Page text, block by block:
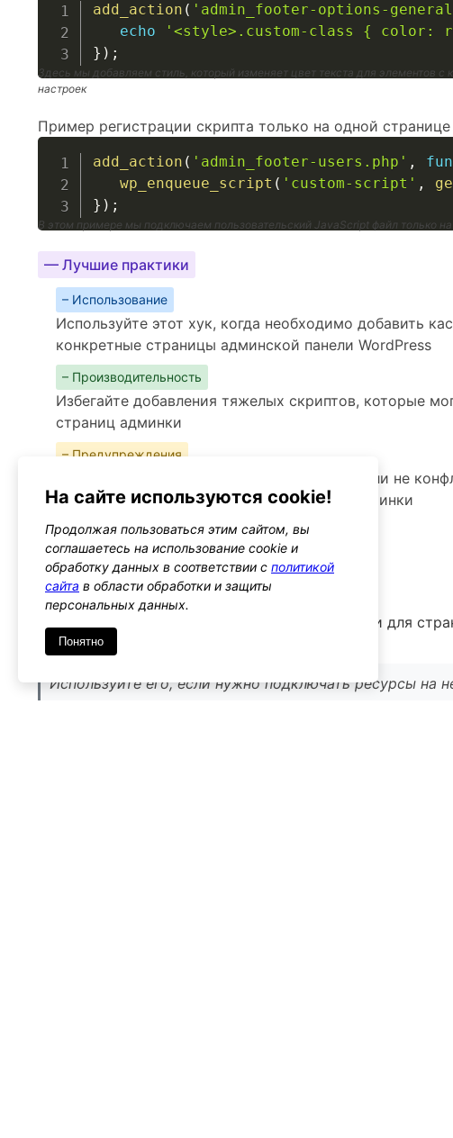
add_action ( 'admin_footer-options-
echo
'<style>.custom-class { color:
} ) ;
Здесь мы добавляем стиль, который изменяет цвет текста для элементов с
настроек
Пример регистрации скрипта только на одной
add_action ( 'admin_footer-users.php' ,
wp_enqueue_script ( 'custom-script' ,
} ) ;
В этом примере мы подключаем пользовательский JavaScript файл только на
— Лучшие практики
– Использование
Используйте этот хук, когда необходимо добавить
конкретные страницы админской панели WordPress
– Производительность
Избегайте добавления тяжелых скриптов, которые
страниц админки
– Предупреждения
Убедитесь, что добавляемые скрипты и стили не
всегда тестируйте на разных страницах админки
Альтернативы
admin_enqueue_scripts
Тип: action
Этот хук позволяет загружать скрипты и стили для
универсальным подходом
Используйте его, если нужно подключать ресурсы на
На сайте используются cookie!
Продолжая пользоваться этим сайтом, вы
соглашаетесь на использование cookie и
обработку данных в соответствии с политикой
сайта в области обработки и защиты
персональных данных.
Понятно